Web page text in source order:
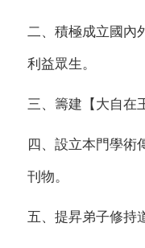
二、積極成立國內
利益眾生。
三、籌建【大自在
四、設立本門學術
刊物。
五、提昇弟子修持